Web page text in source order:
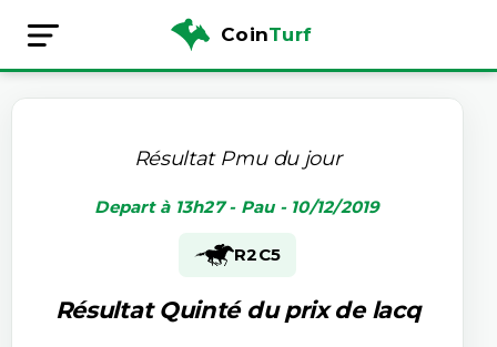
CoinTurf
Résultat Pmu du jour
Depart à 13h27 - Pau - 10/12/2019
R2C5
Résultat Quinté du prix de lacq